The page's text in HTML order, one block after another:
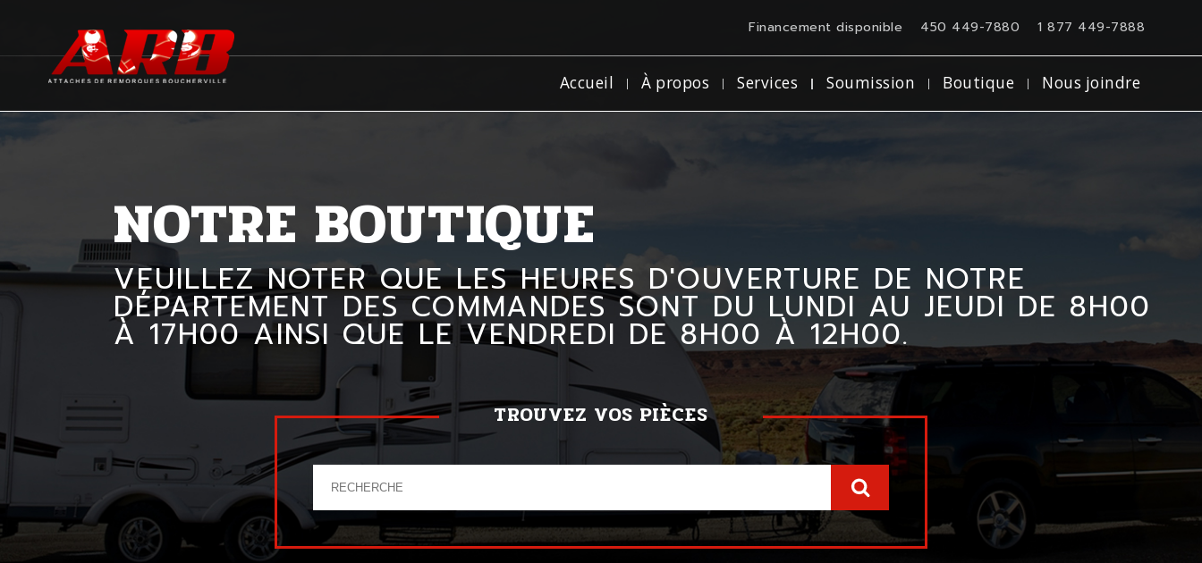
1 877 449-7888
450 449-7880
Financement disponible
Nous joindre
Boutique
Soumission
Services
À propos
Accueil
NOTRE BOUTIQUE
VEUILLEZ NOTER QUE LES HEURES D'OUVERTURE DE NOTRE
DÉPARTEMENT DES COMMANDES SONT DU LUNDI AU JEUDI DE 8H00
À 17H00 AINSI QUE LE VENDREDI DE 8H00 À 12H00.
TROUVEZ VOS PIÈCES